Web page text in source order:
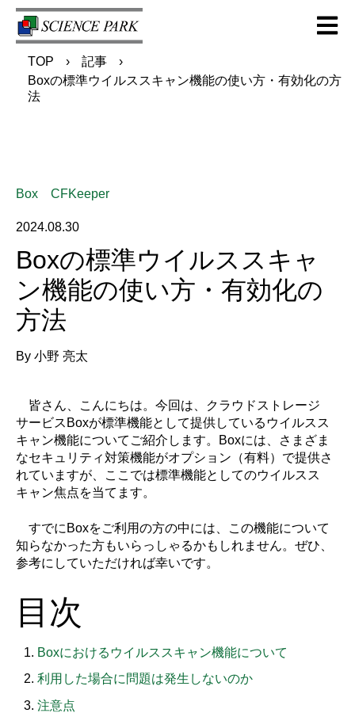
Open
TOP
記事
Boxの標準ウイルススキャン機能の使い方・有効化の方
法
Box CFKeeper
2024.08.30
Boxの標準ウイルススキャ
ン機能の使い方・有効化の
方法
By 小野 亮太
皆さん、こんにちは。今回は、クラウドストレージ
サービスBoxが標準機能として提供しているウイルスス
キャン機能についてご紹介します。Boxには、さまざま
なセキュリティ対策機能がオプション（有料）で提供さ
れていますが、ここでは標準機能としてのウイルスス
キャン焦点を当てます。
すでにBoxをご利用の方の中には、この機能について
知らなかった方もいらっしゃるかもしれません。ぜひ、
参考にしていただければ幸いです。
目次
Boxにおけるウイルススキャン機能について
利用した場合に問題は発生しないのか
注意点